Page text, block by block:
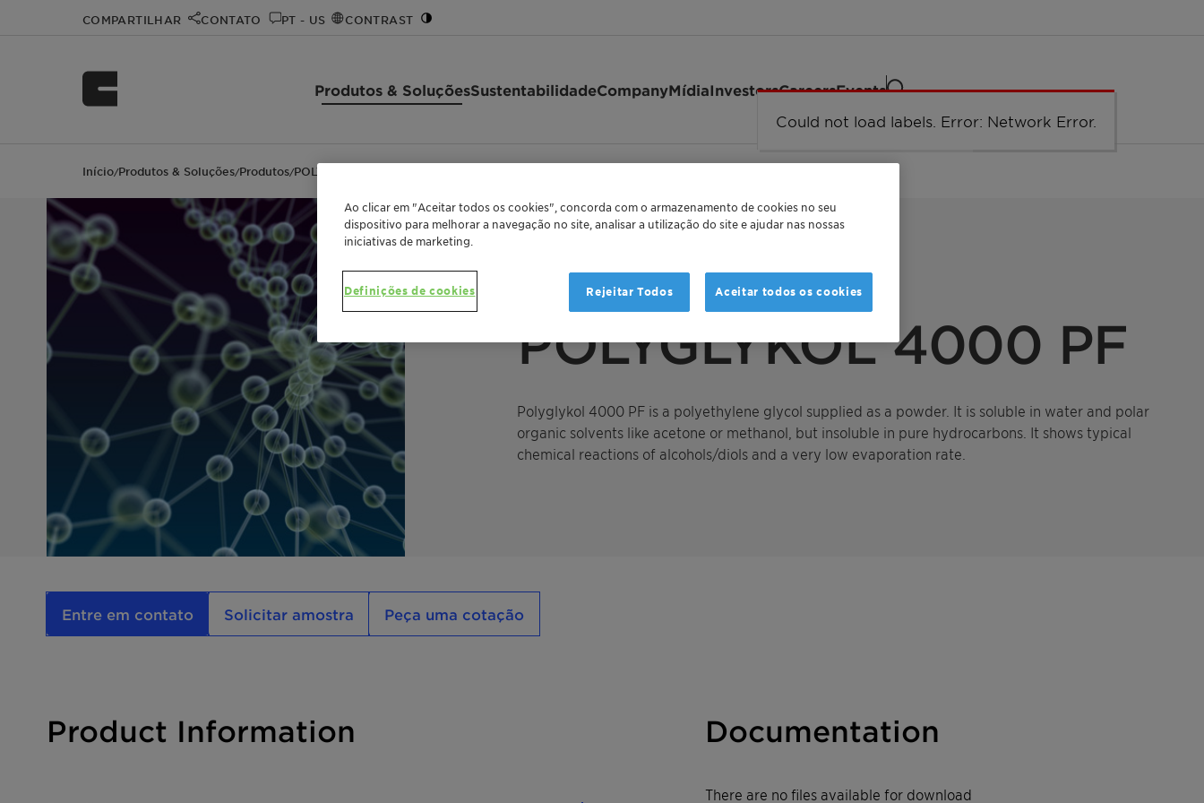
COMPARTILHAR CONTATO PT - US CONTRAST
Produtos & SoluçõesSustentabilidadeCompanyMídiaInvestorsCareersEvents
Início/Produtos & Soluções/Produtos/POLYGLYKOL 4000 PF
TECHNICAL APPLICATIONS
POLYGLYKOL 4000 PF
Polyglykol 4000 PF is a polyethylene glycol supplied as a powder. It is soluble in water and polar
organic solvents like acetone or methanol, but insoluble in pure hydrocarbons. It shows typical
chemical reactions of alcohols/diols and a very low evaporation rate.
Entre em contato Solicitar amostra Peça uma cotação
Product Information Documentation
There are no files available for download
Ao clicar em "Aceitar todos os cookies", concorda com o armazenamento de cookies no seu
dispositivo para melhorar a navegação no site, analisar a utilização do site e ajudar nas nossas
iniciativas de marketing.
Definições de cookies Rejeitar Todos Aceitar todos os cookies
Network Error
Could not load labels. Error: Network Error.